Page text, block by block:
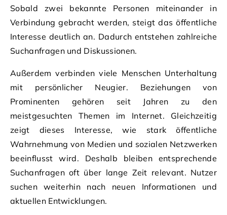
Sobald zwei bekannte Personen miteinander in
Verbindung gebracht werden, steigt das öffentliche
Interesse deutlich an. Dadurch entstehen zahlreiche
Suchanfragen und Diskussionen.
Außerdem verbinden viele Menschen Unterhaltung
mit persönlicher Neugier. Beziehungen von
Prominenten gehören seit Jahren zu den
meistgesuchten Themen im Internet. Gleichzeitig
zeigt dieses Interesse, wie stark öffentliche
Wahrnehmung von Medien und sozialen Netzwerken
beeinflusst wird. Deshalb bleiben entsprechende
Suchanfragen oft über lange Zeit relevant. Nutzer
suchen weiterhin nach neuen Informationen und
aktuellen Entwicklungen.